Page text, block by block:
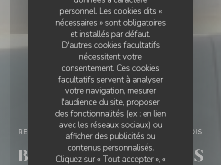
personnel. Les cookies dits «
nécessaires » sont obligatoires
et installés par défaut.
D'autres cookies facultatifs
nécessitent votre
consentement. Ces cookies
facultatifs servent à analyser
votre navigation, mesurer
l'audience du site, proposer
des fonctionnalités (ex : en lien
avec les réseaux sociaux) ou
afficher des publicités ou
contenus personnalisés.
Cliquez sur « Tout accepter », «
RESTAURANT ITALIEN - PIZZERIA • LE FRANÇOIS
BAMBINO LE FRANÇOIS